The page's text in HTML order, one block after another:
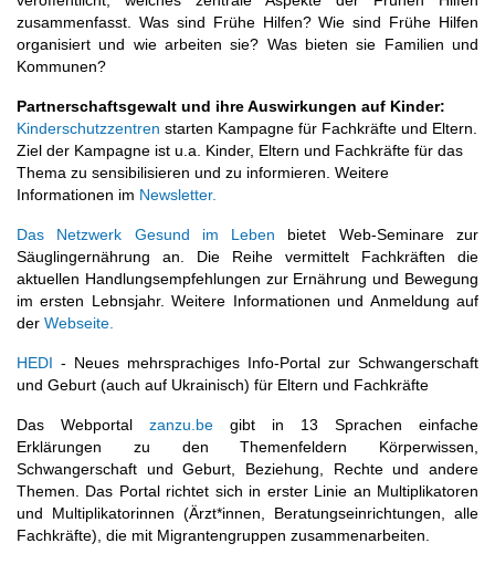
zusammenfasst. Was sind Frühe Hilfen? Wie sind Frühe Hilfen
organisiert und wie arbeiten sie? Was bieten sie Familien und
Kommunen?
Partnerschaftsgewalt und ihre Auswirkungen auf Kinder:
Kinderschutzzentren starten Kampagne für Fachkräfte und Eltern.
Ziel der Kampagne ist u.a. Kinder, Eltern und Fachkräfte für das
Thema zu sensibilisieren und zu informieren. Weitere
Informationen im Newsletter.
Das Netzwerk Gesund im Leben bietet Web-Seminare zur
Säuglingernährung an. Die Reihe vermittelt Fachkräften die
aktuellen Handlungsempfehlungen zur Ernährung und Bewegung
im ersten Lebnsjahr. Weitere Informationen und Anmeldung auf
der Webseite.
HEDI
- Neues mehrsprachiges Info-Portal zur Schwangerschaft
und Geburt (auch auf Ukrainisch) für Eltern und Fachkräfte
Das Webportal zanzu.be gibt in 13 Sprachen einfache
Erklärungen zu den Themenfeldern Körperwissen,
Schwangerschaft und Geburt, Beziehung, Rechte und andere
Themen. Das Portal richtet sich in erster Linie an Multiplikatoren
und Multiplikatorinnen (Ärzt*innen, Beratungseinrichtungen, alle
Fachkräfte), die mit Migrantengruppen zusammenarbeiten.